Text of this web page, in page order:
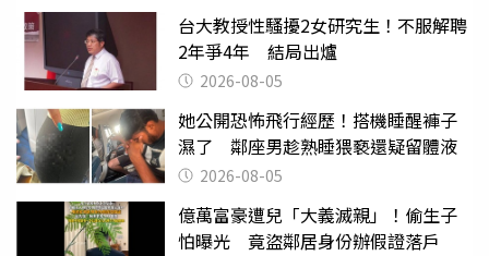
台大教授性騷擾2女研究生！不服解聘
2年爭4年 結局出爐
2026-08-05
她公開恐怖飛行經歷！搭機睡醒褲子
濕了 鄰座男趁熟睡猥褻還疑留體液
2026-08-05
億萬富豪遭兒「大義滅親」！偷生子
怕曝光 竟盜鄰居身份辦假證落戶